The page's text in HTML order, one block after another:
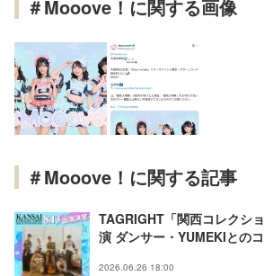
＃Mooove！に関する画像
＃Mooove！に関する記事
TAGRIGHT「関西コレクシ
演 ダンサー・YUMEKIとの
2026.06.26 18:00